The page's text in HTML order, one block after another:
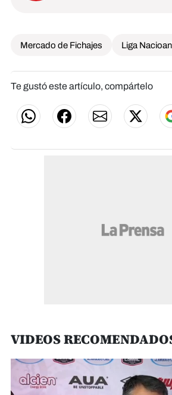
Mercado de Fichajes Liga
Te gustó este artículo, compártelo
VIDEOS